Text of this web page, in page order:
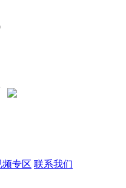
频专区 联系我们